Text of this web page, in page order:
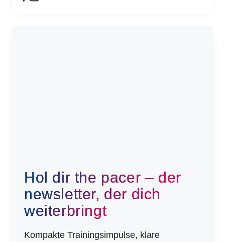
Hol dir the pacer – der
newsletter, der dich
weiterbringt
Kompakte Trainingsimpulse, klare